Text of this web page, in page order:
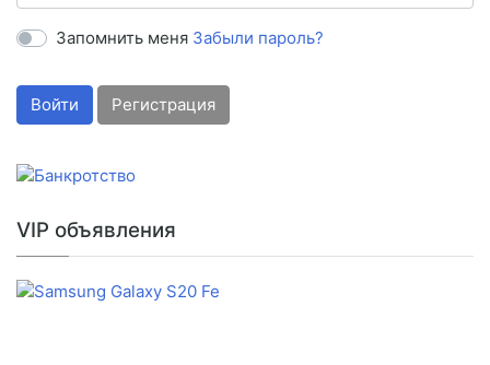
Запомнить меня Забыли пароль?
Войти Регистрация
VIP объявления